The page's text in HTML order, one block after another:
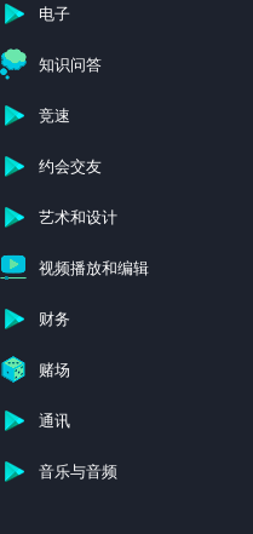
电子
知识问答
竞速
约会交友
艺术和设计
视频播放和编辑
财务
赌场
通讯
音乐与音频